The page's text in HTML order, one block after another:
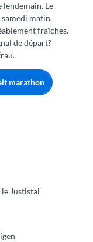
Le
matin,
fraîches.
de départ?
marathon
Justistal